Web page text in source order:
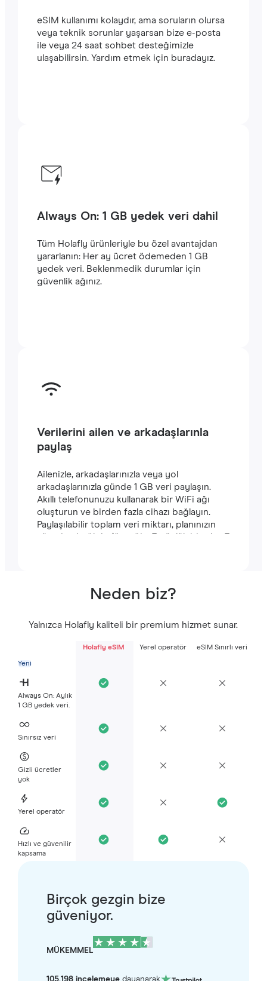
eSIM kullanımı kolaydır, ama soruların olursa
veya teknik sorunlar yaşarsan bize e-posta
ile veya 24 saat sohbet desteğimizle
ulaşabilirsin. Yardım etmek için buradayız.
Always On: 1 GB yedek veri dahil
Tüm Holafly ürünleriyle bu özel avantajdan
yararlanın: Her ay ücret ödemeden 1 GB
yedek veri. Beklenmedik durumlar için
güvenlik ağınız.
Verilerini ailen ve arkadaşlarınla
paylaş
Ailenizle, arkadaşlarınızla veya yol
arkadaşlarınızla günde 1 GB veri paylaşın.
Akıllı telefonunuzu kullanarak bir WiFi ağı
oluşturun ve birden fazla cihazı bağlayın.
Paylaşılabilir toplam veri miktarı, planınızın
süresine bağlıdır (örneğin, 7 günlük bir plan 7
Neden biz?
Yalnızca Holafly kaliteli bir premium hizmet sunar.
Holafly eSIM Yerel operatör eSIM Sınırlı veri
Yeni
Always On: Aylık
1 GB yedek veri.
Sınırsız veri
Gizli ücretler
yok
Yerel operatör
Hızlı ve güvenilir
kapsama
Birçok gezgin bize
güveniyor.
MÜKEMMEL
105.198 incelemeyedayanarak